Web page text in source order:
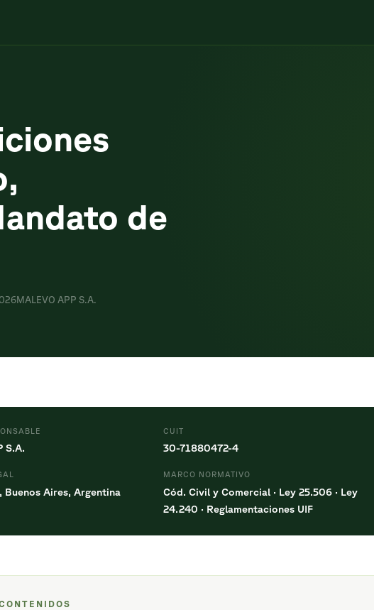
de
MALEVO APP S.A.
S.A.
CUIT
30-71880472-4
Buenos Aires, Argentina
MARCO NORMATIVO
Cód. Civil y Comercial · Ley 25.506 · Ley
24.240 · Reglamentaciones UIF